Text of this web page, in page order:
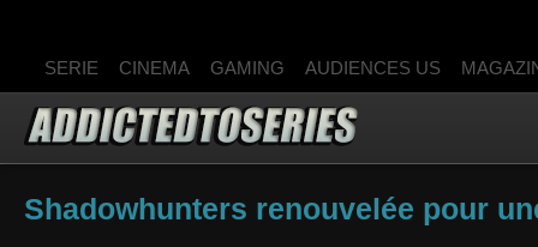
SERIE CINEMA GAMING AUDIENCES US
Shadowhunters renouvelée pour